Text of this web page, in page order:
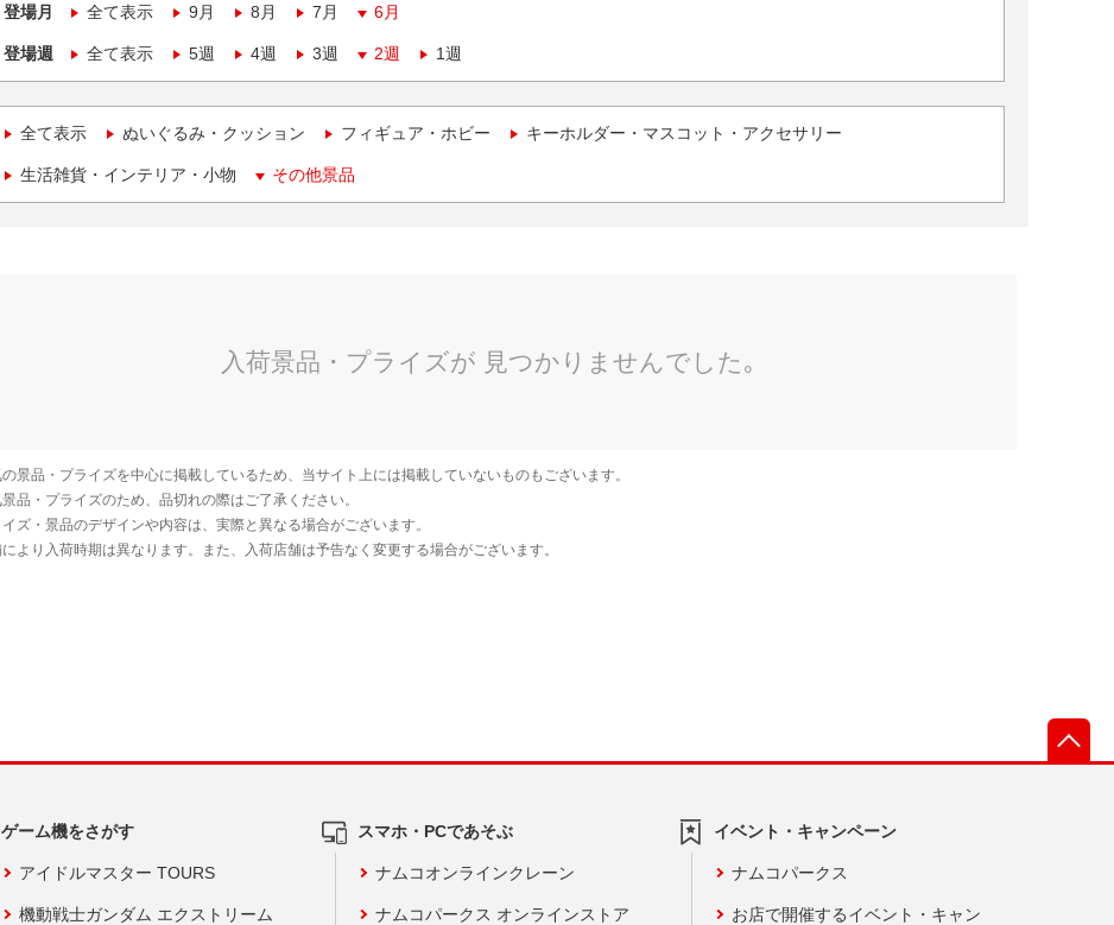
登場月 全て表示 9月 8月 7月 6月
登場週 全て表示 5週 4週 3週 2週 1週
全て表示 ぬいぐるみ・クッション フィギュア・ホビー キーホルダー・マスコット・アクセサリー
生活雑貨・インテリア・小物 その他景品
ゲーム機をさがす
アイドルマスター TOURS
機動戦士ガンダム エクストリーム
スマホ・PCであそぶ
ナムコオンラインクレーン
ナムコパークス オンラインストア
イベント・キャンペーン
ナムコパークス
お店で開催するイベント・キャン